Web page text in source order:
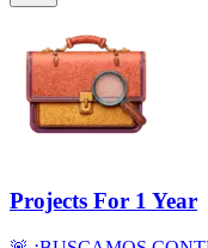
Projects For 1 Year